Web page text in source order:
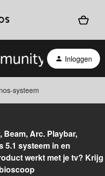
Inloggen
systeem
Beam, Arc. Playbar,
5.1 systeem in en
werkt met je tv? Krijg